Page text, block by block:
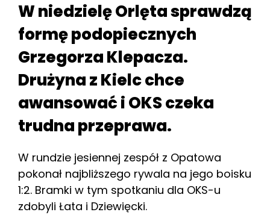
W niedzielę Orlęta sprawdzą
formę podopiecznych
Grzegorza Klepacza.
Drużyna z Kielc chce
awansować i OKS czeka
trudna przeprawa.
W rundzie jesiennej zespół z Opatowa
pokonał najbliższego rywala na jego boisku
1:2. Bramki w tym spotkaniu dla OKS-u
zdobyli Łata i Dziewięcki.